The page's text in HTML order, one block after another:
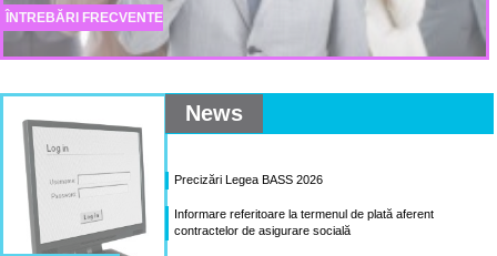
ÎNTREBĂRI FRECVENTE
News
Precizări Legea BASS 2026
Informare referitoare la termenul de plată aferent
contractelor de asigurare socială